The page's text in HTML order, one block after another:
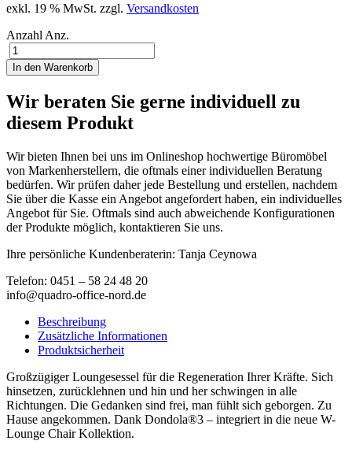
exkl. 19 % MwSt. zzgl. Versandkosten
Anzahl Anz.
In den Warenkorb
Wir beraten Sie gerne individuell zu
diesem Produkt
Wir bieten Ihnen bei uns im Onlineshop hochwertige Büromöbel
von Markenherstellern, die oftmals einer individuellen Beratung
bedürfen. Wir prüfen daher jede Bestellung und erstellen, nachdem
Sie über die Kasse ein Angebot angefordert haben, ein individuelles
Angebot für Sie. Oftmals sind auch abweichende Konfigurationen
der Produkte möglich, kontaktieren Sie uns.
Ihre persönliche Kundenberaterin: Tanja Ceynowa
Telefon: 0451 – 58 24 48 20
info@quadro-office-nord.de
Beschreibung
Zusätzliche Informationen
Produktsicherheit
Großzügiger Loungesessel für die Regeneration Ihrer Kräfte. Sich
hinsetzen, zurücklehnen und hin und her schwingen in alle
Richtungen. Die Gedanken sind frei, man fühlt sich geborgen. Zu
Hause angekommen. Dank Dondola®3 – integriert in die neue W-
Lounge Chair Kollektion.